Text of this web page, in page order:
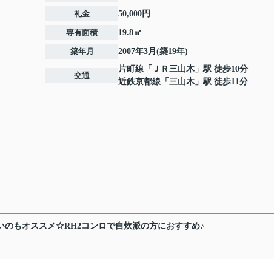
礼金 50,000円
専有面積 19.8㎡
築年月 2007年3月(築19年)
交通
片町線 「 ＪＲ三山木 」駅 徒歩10分
近鉄京都線 「 三山木 」駅 徒歩11分
のもオススメ☆RH2コンロで自炊派の方におすすめ♪